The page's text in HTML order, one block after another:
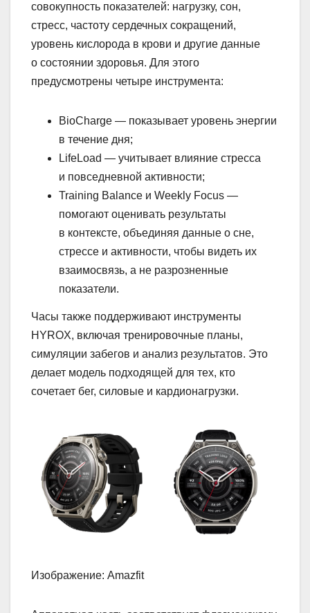
совокупность показателей: нагрузку, сон,
стресс, частоту сердечных сокращений,
уровень кислорода в крови и другие данные
о состоянии здоровья. Для этого
предусмотрены четыре инструмента:
BioCharge — показывает уровень энергии
в течение дня;
LifeLoad — учитывает влияние стресса
и повседневной активности;
Training Balance и Weekly Focus —
помогают оценивать результаты
в контексте, объединяя данные о сне,
стрессе и активности, чтобы видеть их
взаимосвязь, а не разрозненные
показатели.
Часы также поддерживают инструменты
HYROX, включая тренировочные планы,
симуляции забегов и анализ результатов. Это
делает модель подходящей для тех, кто
сочетает бег, силовые и кардионагрузки.
Изображение: Amazfit